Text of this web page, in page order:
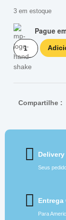
3 em estoque
Pague
Compartilhe :
Delivery
Seus
Entrega
Para